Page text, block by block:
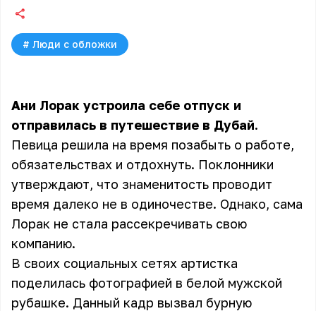
# Люди с обложки
Ани Лорак устроила себе отпуск и
отправилась в путешествие в Дубай.
Певица решила на время позабыть о работе,
обязательствах и отдохнуть. Поклонники
утверждают, что знаменитость проводит
время далеко не в одиночестве. Однако, сама
Лорак не стала рассекречивать свою
компанию.
В своих социальных сетях артистка
поделилась фотографией в белой мужской
рубашке. Данный кадр вызвал бурную